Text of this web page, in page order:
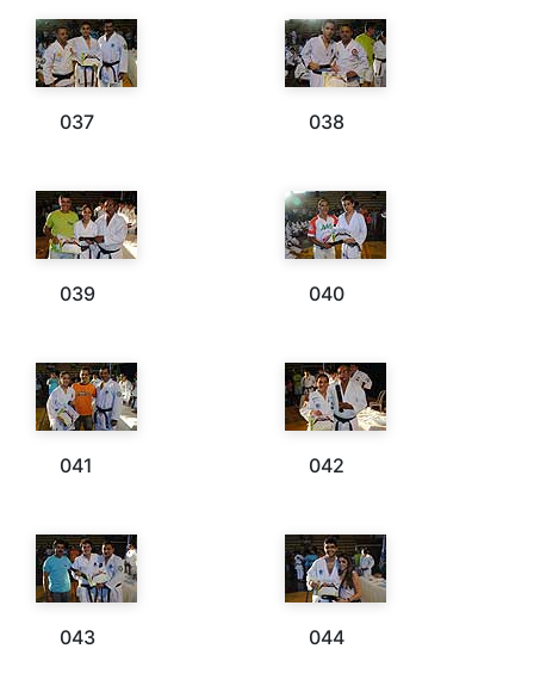
037 038
039 040
041 042
043 044